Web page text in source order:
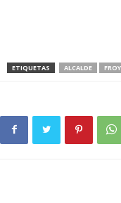
ETIQUETAS ALCALDE